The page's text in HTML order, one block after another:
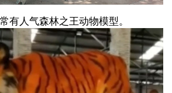
有人气森林之王动物模型。